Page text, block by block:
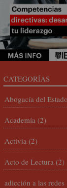
CATEGORÍAS
Abogacía del Estado
Academia (2)
Activia (2)
Acto de Lectura (2)
adicción a las redes